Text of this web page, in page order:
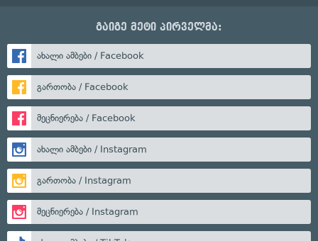
გაიგე მეტი პირველმა:
ახალი ამბები / Facebook
გართობა / Facebook
მეცნიერება / Facebook
ახალი ამბები / Instagram
გართობა / Instagram
მეცნიერება / Instagram